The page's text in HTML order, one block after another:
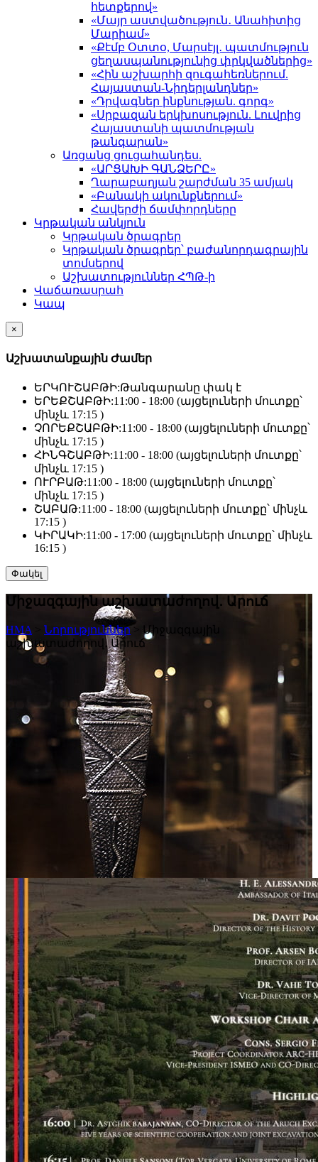
հետքերով»
«Մայր աստվածություն․ Անահիտից
Մարիամ»
«Քէմբ Օտտօ, Մարսէյլ․ պատմություն
ցեղասպանությունից փրկվածներից»
«Հին աշխարհի զուգահեռներում.
Հայաստան-Նիդերլանդներ»
«Դրվագներ ինքնության. գորգ»
«Սրբազան երկխոսություն. Լուվրից
Հայաստանի պատմության
թանգարան»
Առցանց ցուցահանդես.
«ԱՐՑԱԽԻ ԳԱՆՁԵՐԸ»
Ղարաբաղյան շարժման 35 ամյակ
«Բանակի ակունքներում»
Հավերժի ճամփորդները
Կրթական անկյուն
Կրթական ծրագրեր
Կրթական ծրագրեր՝ բաժանորդագրային
տոմսերով
Աշխատություններ ՀՊԹ-ի
Վաճառասրահ
Կապ
×
Աշխատանքային Ժամեր
ԵՐԿՈՒՇԱԲԹԻ:Թանգարանը փակ է
ԵՐԵՔՇԱԲԹԻ:11:00 - 18:00 (այցելուների մուտքը՝
մինչև 17:15 )
ՉՈՐԵՔՇԱԲԹԻ:11:00 - 18:00 (այցելուների մուտքը՝
մինչև 17:15 )
ՀԻՆԳՇԱԲԹԻ:11:00 - 18:00 (այցելուների մուտքը՝
մինչև 17:15 )
ՈՒՐԲԱԹ:11:00 - 18:00 (այցելուների մուտքը՝
մինչև 17:15 )
ՇԱԲԱԹ:11:00 - 18:00 (այցելուների մուտքը՝ մինչև
17:15 )
ԿԻՐԱԿԻ:11:00 - 17:00 (այցելուների մուտքը՝ մինչև
16:15 )
Փակել
Միջազգային աշխատաժողով․ Արուճ
HMA Նորություններ> Միջազգային
աշխատաժողով․ Արուճ